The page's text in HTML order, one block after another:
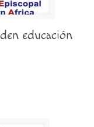
educación